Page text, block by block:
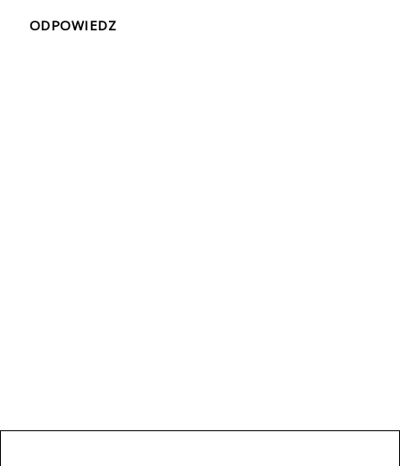
ODPOWIEDZ